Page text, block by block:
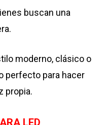
buscan una
moderno, clásico o
perfecto para hacer
propia.